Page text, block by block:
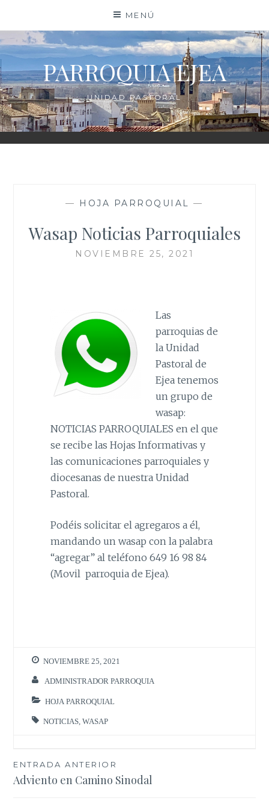
contenido
MENÚ
PARROQUIA EJEA
UNIDAD PASTORAL
— HOJA PARROQUIAL —
Wasap Noticias Parroquiales
NOVIEMBRE 25, 2021
Las
parroquias de
la Unidad
Pastoral de
Ejea tenemos
un grupo de
wasap:
NOTICIAS PARROQUIALES en el que
se recibe las Hojas Informativas y
las comunicaciones parroquiales y
diocesanas de nuestra Unidad
Pastoral.
Podéis solicitar el agregaros a él,
mandando un wasap con la palabra
“agregar” al teléfono 649 16 98 84
(Movil parroquia de Ejea).
NOVIEMBRE 25, 2021
ADMINISTRADOR PARROQUIA
HOJA PARROQUIAL
NOTICIAS ,WASAP
Navegación
de
ENTRADA ANTERIOR
Adviento en Camino Sinodal